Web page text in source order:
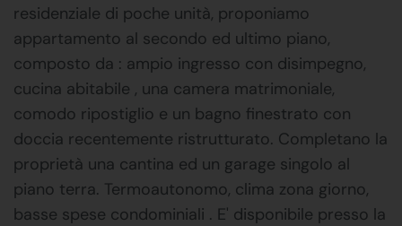
residenziale di poche unità, proponiamo
appartamento al secondo ed ultimo piano,
composto da : ampio ingresso con disimpegno,
cucina abitabile , una camera matrimoniale,
comodo ripostiglio e un bagno finestrato con
doccia recentemente ristrutturato. Completano la
proprietà una cantina ed un garage singolo al
piano terra. Termoautonomo, clima zona giorno,
basse spese condominiali . E' disponibile presso la